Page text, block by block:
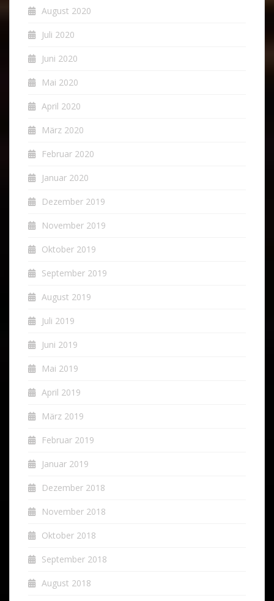
August 2020
Juli 2020
Juni 2020
Mai 2020
April 2020
März 2020
Februar 2020
Januar 2020
Dezember 2019
November 2019
Oktober 2019
September 2019
August 2019
Juli 2019
Juni 2019
Mai 2019
April 2019
März 2019
Februar 2019
Januar 2019
Dezember 2018
November 2018
Oktober 2018
September 2018
August 2018